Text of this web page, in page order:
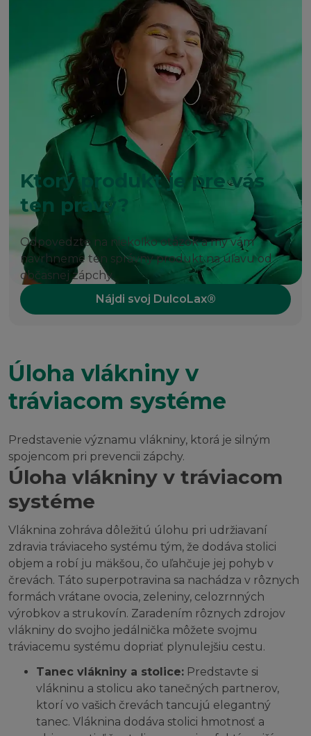
Ktorý produkt je pre vás
ten pravý?
Odpovedzte na niekoľko otázok a my vám
navrhneme ten správny produkt na úľavu od
občasnej zápchy.
Nájdi svoj DulcoLax®
Úloha vlákniny v
tráviacom systéme
Predstavenie významu vlákniny, ktorá je silným
spojencom pri prevencii zápchy.
Úloha vlákniny v tráviacom
systéme
Vláknina zohráva dôležitú úlohu pri udržiavaní
zdravia tráviaceho systému tým, že dodáva stolici
objem a robí ju mäkšou, čo uľahčuje jej pohyb v
črevách. Táto superpotravina sa nachádza v rôznych
formách vrátane ovocia, zeleniny, celozrnných
výrobkov a strukovín. Zaradením rôznych zdrojov
vlákniny do svojho jedálnička môžete svojmu
tráviacemu systému dopriať plynulejšiu cestu.
Tanec vlákniny a stolice: Predstavte si
vlákninu a stolicu ako tanečných partnerov,
ktorí vo vašich črevách tancujú elegantný
tanec. Vláknina dodáva stolici hmotnosť a